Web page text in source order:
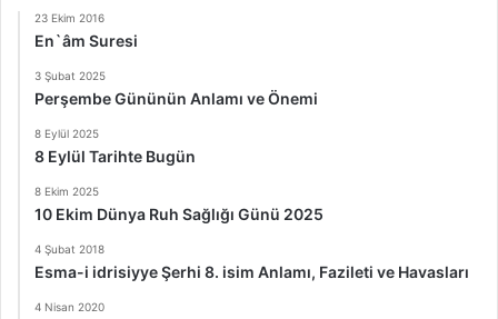
23 Ekim 2016
En`âm Suresi
3 Şubat 2025
Perşembe Gününün Anlamı ve Önemi
8 Eylül 2025
8 Eylül Tarihte Bugün
8 Ekim 2025
10 Ekim Dünya Ruh Sağlığı Günü 2025
4 Şubat 2018
Esma-i idrisiyye Şerhi 8. isim Anlamı, Fazileti ve Havasları
4 Nisan 2020